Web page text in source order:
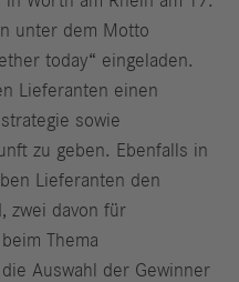
unter dem Motto
today“ eingeladen.
Lieferanten einen
sowie
zu geben. Ebenfalls in
Lieferanten den
zwei davon für
Thema
Auswahl der Gewinner